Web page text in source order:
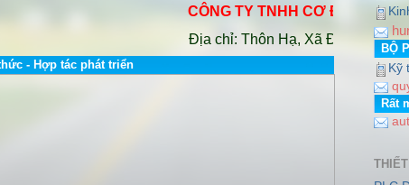
CÔNG TY TNHH CƠ ĐIỆN AUTO
Địa chỉ: Thôn Hạ, Xã Đông Dư,
- Hợp tác phát triển
BỘ
Kỹ
Rất